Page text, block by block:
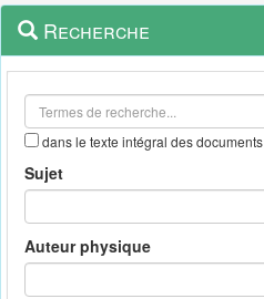
Navigation
outils
Menu
contextuel
Recherche
dans le texte intégral des documents
Sujet
Auteur physique